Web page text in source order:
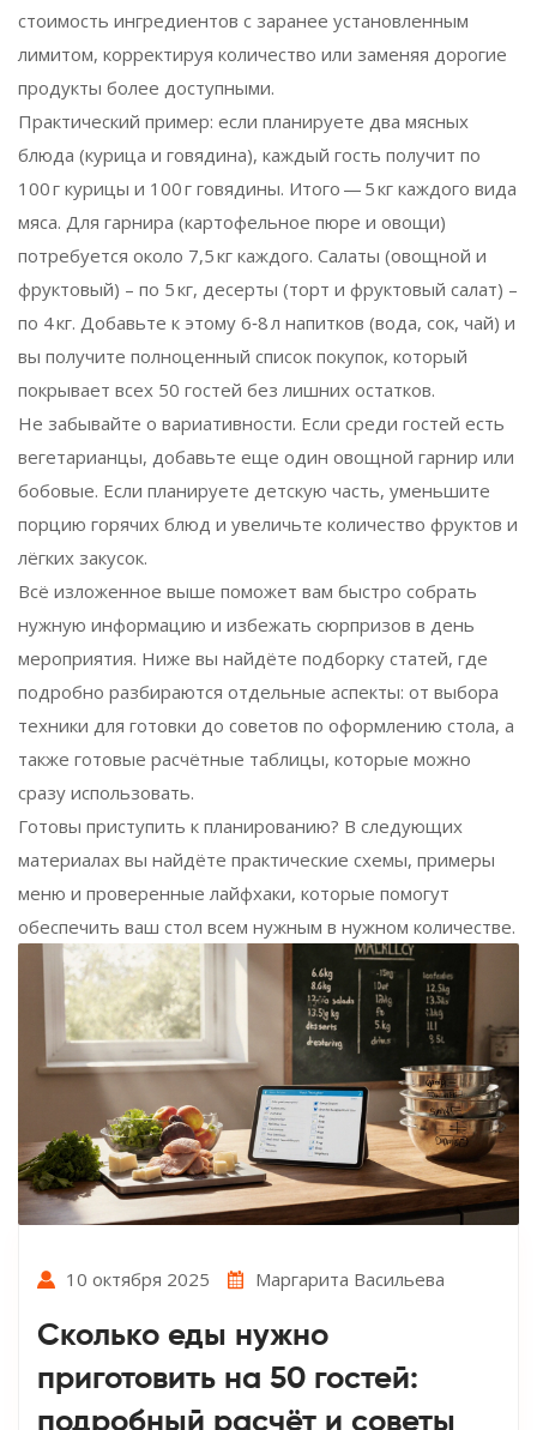
стоимость ингредиентов с заранее установленным
лимитом, корректируя количество или заменяя дорогие
продукты более доступными.
Практический пример: если планируете два мясных
блюда (курица и говядина), каждый гость получит по
100 г курицы и 100 г говядины. Итого — 5 кг каждого вида
мяса. Для гарнира (картофельное пюре и овощи)
потребуется около 7,5 кг каждого. Салаты (овощной и
фруктовый) – по 5 кг, десерты (торт и фруктовый салат) –
по 4 кг. Добавьте к этому 6‑8 л напитков (вода, сок, чай) и
вы получите полноценный список покупок, который
покрывает всех 50 гостей без лишних остатков.
Не забывайте о вариативности. Если среди гостей есть
вегетарианцы, добавьте еще один овощной гарнир или
бобовые. Если планируете детскую часть, уменьшите
порцию горячих блюд и увеличьте количество фруктов и
лёгких закусок.
Всё изложенное выше поможет вам быстро собрать
нужную информацию и избежать сюрпризов в день
мероприятия. Ниже вы найдёте подборку статей, где
подробно разбираются отдельные аспекты: от выбора
техники для готовки до советов по оформлению стола, а
также готовые расчётные таблицы, которые можно
сразу использовать.
Готовы приступить к планированию? В следующих
материалах вы найдёте практические схемы, примеры
меню и проверенные лайфхаки, которые помогут
обеспечить ваш стол всем нужным в нужном количестве.
10 октября 2025 Маргарита Васильева
Сколько еды нужно
приготовить на 50 гостей:
подробный расчёт и советы